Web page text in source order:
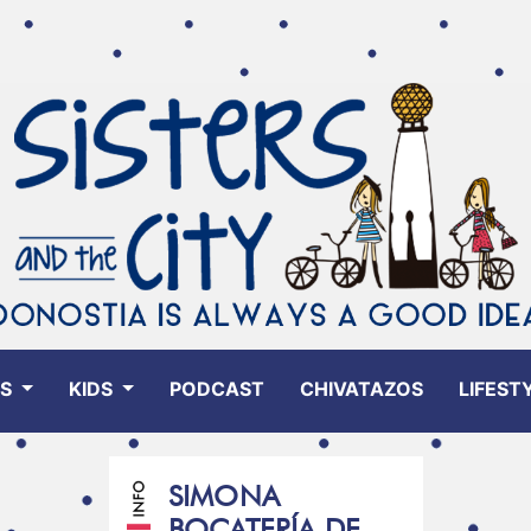
KIDS PODCAST CHIVATAZOS
SIMONA